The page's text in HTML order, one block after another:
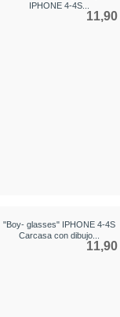
IPHONE 4-4S...
11,90
"Boy- glasses" IPHONE 4-4S
Carcasa con dibujo...
11,90